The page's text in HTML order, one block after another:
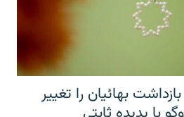
بهائیان را تغییر